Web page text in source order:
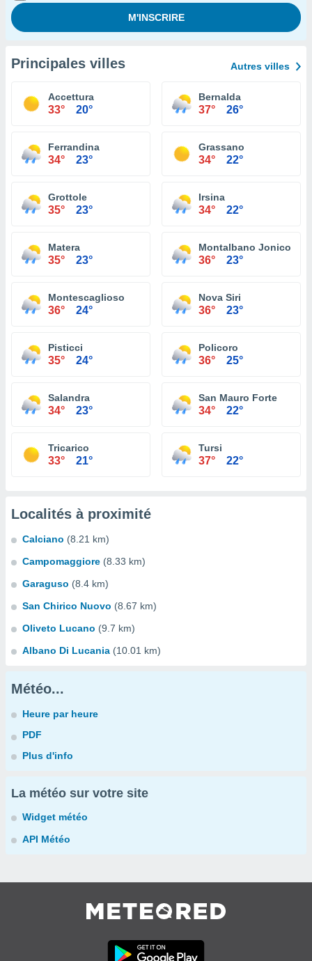
Principales villes Autres villes
Accettura
33° 20°
Bernalda
37° 26°
Ferrandina
34° 23°
Grassano
34° 22°
Grottole
35° 23°
Irsina
34° 22°
Matera
35° 23°
Montalbano Jonico
36° 23°
Montescaglioso
36° 24°
Nova Siri
36° 23°
Pisticci
35° 24°
Policoro
36° 25°
Salandra
34° 23°
San Mauro Forte
34° 22°
Tricarico
33° 21°
Tursi
37° 22°
Localités à proximité
Calciano (8.21 km)
Campomaggiore (8.33 km)
Garaguso (8.4 km)
San Chirico Nuovo (8.67 km)
Oliveto Lucano (9.7 km)
Albano Di Lucania (10.01 km)
Météo...
Heure par heure
PDF
Plus d'info
La météo sur votre site
Widget météo
API Météo